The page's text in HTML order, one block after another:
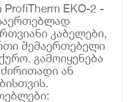
EKO-2 -
კაბელები,
შემაერთებელი
გამოიყენება
ან